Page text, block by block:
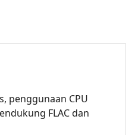
penggunaan CPU
FLAC dan